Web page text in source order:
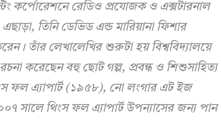
কর্পোরেশনে রেডিও প্রযোজক ও এক্সটারনাল
তিনি ডেভিড এন্ড মারিয়ানা ফিশার
তাঁর লেখালেখির শুরুটা হয় বিশ্ববিদ্যালয়ে
করেছেন বহু ছোট গল্প, প্রবন্ধ ও শিশুসাহিত্য
ফল এ্যাপার্ট (১৯৫৮), নো লংগার এট ইজ
থিংস ফল এ্যাপার্ট উপন্যাসের জন্য পান